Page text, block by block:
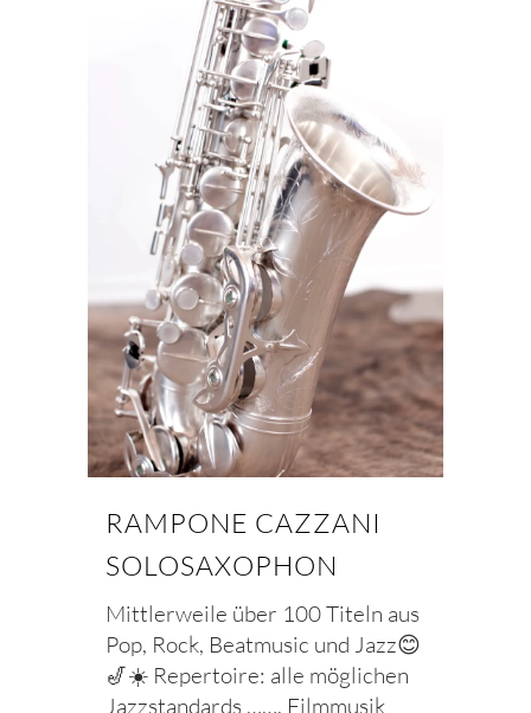
RAMPONE CAZZANI
SOLOSAXOPHON
Mittlerweile über 100 Titeln aus
Pop, Rock, Beatmusic und Jazz😊
🎷☀️ Repertoire: alle möglichen
Jazzstandards ……. Filmmusik